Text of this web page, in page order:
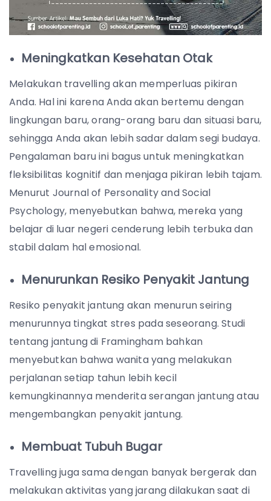
Meningkatkan Kesehatan Otak
Melakukan travelling akan memperluas pikiran
Anda. Hal ini karena Anda akan bertemu dengan
lingkungan baru, orang-orang baru dan situasi baru,
sehingga Anda akan lebih sadar dalam segi budaya.
Pengalaman baru ini bagus untuk meningkatkan
fleksibilitas kognitif dan menjaga pikiran lebih tajam.
Menurut Journal of Personality and Social
Psychology, menyebutkan bahwa, mereka yang
belajar di luar negeri cenderung lebih terbuka dan
stabil dalam hal emosional.
Menurunkan Resiko Penyakit Jantung
Resiko penyakit jantung akan menurun seiring
menurunnya tingkat stres pada seseorang. Studi
tentang jantung di Framingham bahkan
menyebutkan bahwa wanita yang melakukan
perjalanan setiap tahun lebih kecil
kemungkinannya menderita serangan jantung atau
mengembangkan penyakit jantung.
Membuat Tubuh Bugar
Travelling juga sama dengan banyak bergerak dan
melakukan aktivitas yang jarang dilakukan saat di